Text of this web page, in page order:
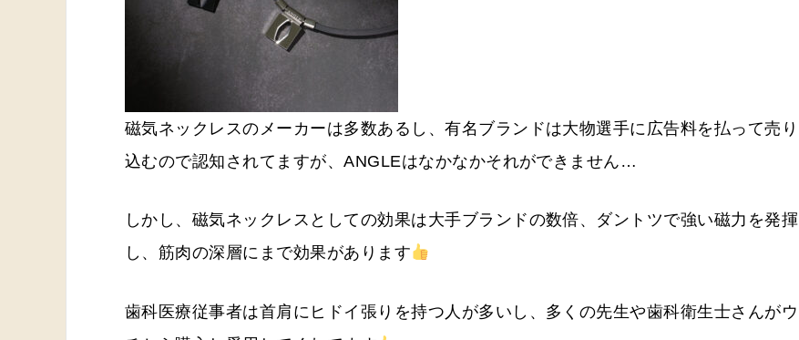
磁気ネックレスのメーカーは多数あるし、有名ブランドは大物選手に広告料を払って売り
込むので認知されてますが、ANGLEはなかなかそれができません…
しかし、磁気ネックレスとしての効果は大手ブランドの数倍、ダントツで強い磁力を発揮
し、筋肉の深層にまで効果があります
歯科医療従事者は首肩にヒドイ張りを持つ人が多いし、多くの先生や歯科衛生士さんがウ